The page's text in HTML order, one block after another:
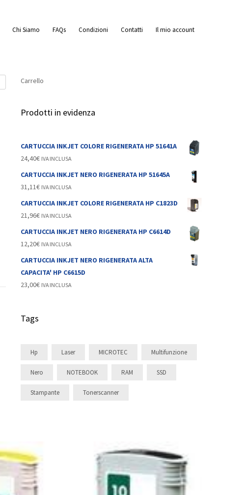
Chi Siamo FAQs Condizioni Contatti Il mio account
Carrello
Prodotti in evidenza
CARTUCCIA INKJET COLORE RIGENERATA HP 51641A
24,40€ IVA INCLUSA
CARTUCCIA INKJET NERO RIGENERATA HP 51645A
31,11€ IVA INCLUSA
CARTUCCIA INKJET COLORE RIGENERATA HP C1823D
21,96€ IVA INCLUSA
CARTUCCIA INKJET NERO RIGENERATA HP C6614D
12,20€ IVA INCLUSA
CARTUCCIA INKJET NERO RIGENERATA ALTA
CAPACITA' HP C6615D
23,00€ IVA INCLUSA
Tags
Hp Laser MICROTEC Multifunzione
Nero NOTEBOOK RAM SSD
Stampante Tonerscanner